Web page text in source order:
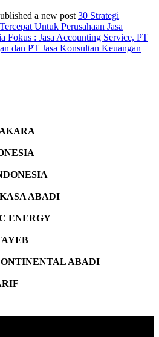
a new post 30 Strategi
Untuk Perusahaan Jasa
Fokus : Jasa Accounting Service, PT
dan PT Jasa Konsultan Keuangan
ABADI
ENERGY
ABADI